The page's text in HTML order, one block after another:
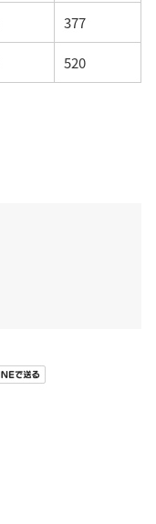
377
520